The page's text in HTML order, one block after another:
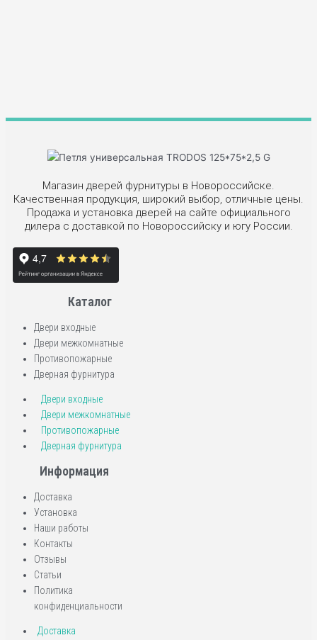
Магазин дверей фурнитуры в Новороссийске.
Качественная продукция, широкий выбор, отличные цены.
Продажа и установка дверей на сайте официального
дилера с доставкой по Новороссийску и югу России.
Каталог
Двери входные
Двери межкомнатные
Противопожарные
Дверная фурнитура
Двери входные
Двери межкомнатные
Противопожарные
Дверная фурнитура
Информация
Доставка
Установка
Наши работы
Контакты
Отзывы
Статьи
Политика
конфиденциальности
Доставка